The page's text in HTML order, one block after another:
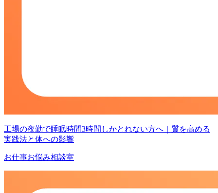
工場の夜勤で睡眠時間3時間しかとれない方へ｜質を高める
実践法と体への影響
お仕事お悩み相談室